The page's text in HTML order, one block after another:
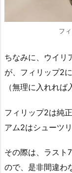
フ
ちなみに、ウイリ
が、フィリップ2
（無理に入れれば
フィリップ2は純
アム2はシューツ
その際は、ラスト
ので、是非間違わ